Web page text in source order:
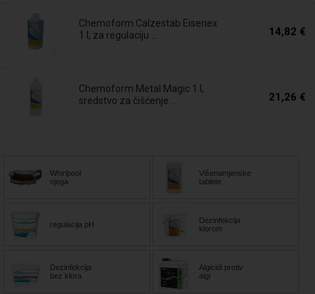
Chemoform Calzestab Eisenex
1 l, za regulaciju ...
14,82 €
Chemoform Metal Magic 1 l,
sredstvo za čišćenje ...
21,26 €
Whirlpool
njega
Višenamjenske
tablete
regulacija pH
Dezinfekcija
klorom
Dezinfekcija
bez klora
Algicidi protiv
algi